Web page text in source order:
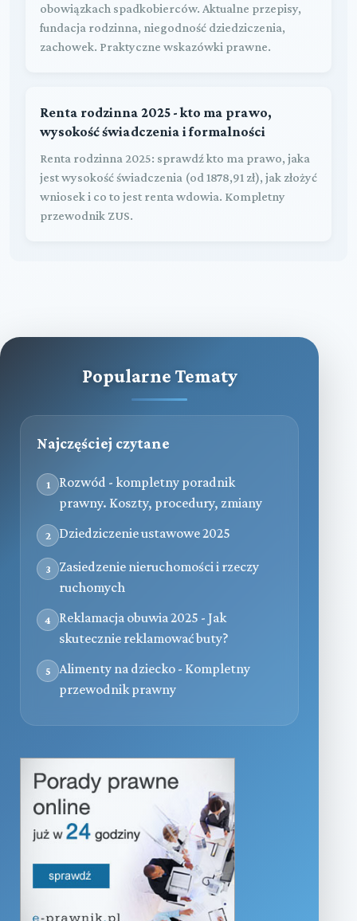
obowiązkach spadkobierców. Aktualne przepisy,
fundacja rodzinna, niegodność dziedziczenia,
zachowek. Praktyczne wskazówki prawne.
Renta rodzinna 2025 - kto ma prawo,
wysokość świadczenia i formalności
Renta rodzinna 2025: sprawdź kto ma prawo, jaka
jest wysokość świadczenia (od 1878,91 zł), jak złożyć
wniosek i co to jest renta wdowia. Kompletny
przewodnik ZUS.
Popularne Tematy
Najczęściej czytane
1
Rozwód - kompletny poradnik
prawny. Koszty, procedury, zmiany
2 Dziedziczenie ustawowe 2025
3
Zasiedzenie nieruchomości i rzeczy
ruchomych
4
Reklamacja obuwia 2025 - Jak
skutecznie reklamować buty?
5
Alimenty na dziecko - Kompletny
przewodnik prawny